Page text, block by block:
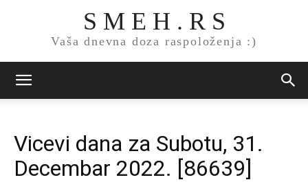
S M E H . R S
Vaša dnevna doza raspoloženja :)
Vicevi dana za Subotu, 31.
Decembar 2022. [86639]